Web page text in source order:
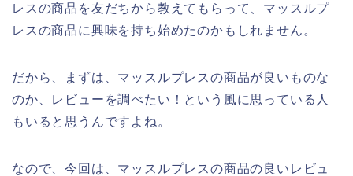
レスの商品を友だちから教えてもらって、マッスルプ
レスの商品に興味を持ち始めたのかもしれません。
だから、まずは、マッスルプレスの商品が良いものな
のか、レビューを調べたい！という風に思っている人
もいると思うんですよね。
なので、今回は、マッスルプレスの商品の良いレビュ